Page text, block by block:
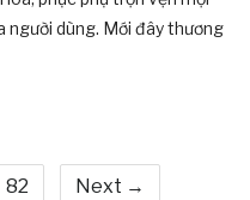
người dùng. Mới đây thương
82 Next →